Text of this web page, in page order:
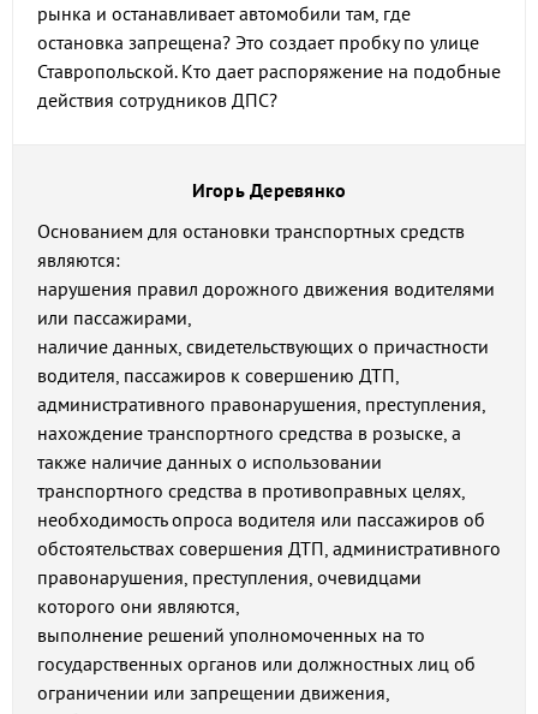
рынка и останавливает автомобили там, где
остановка запрещена? Это создает пробку по улице
Ставропольской. Кто дает распоряжение на подобные
действия сотрудников ДПС?
Игорь Деревянко
Основанием для остановки транспортных средств
являются:
нарушения правил дорожного движения водителями
или пассажирами,
наличие данных, свидетельствующих о причастности
водителя, пассажиров к совершению ДТП,
административного правонарушения, преступления,
нахождение транспортного средства в розыске, а
также наличие данных о использовании
транспортного средства в противоправных целях,
необходимость опроса водителя или пассажиров об
обстоятельствах совершения ДТП, административного
правонарушения, преступления, очевидцами
которого они являются,
выполнение решений уполномоченных на то
государственных органов или должностных лиц об
ограничении или запрещении движения,